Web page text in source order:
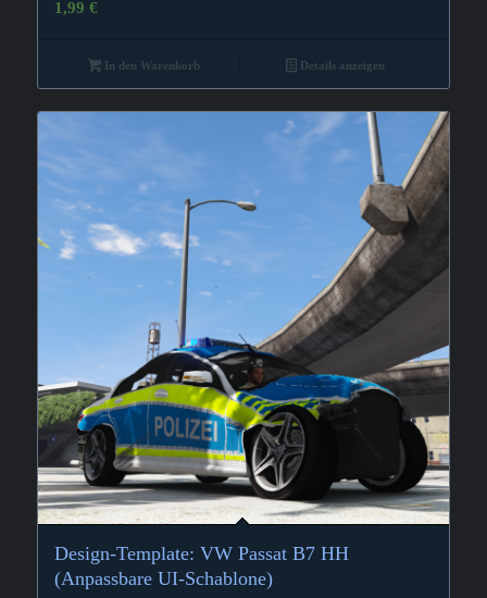
1,99 €
In den Warenkorb Details anzeigen
Design-Template: VW Passat B7 HH
(Anpassbare UI-Schablone)